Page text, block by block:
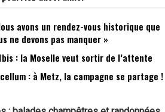
avons un rendez-vous historique que
ne devons pas manquer »
: la Moselle veut sortir de l’attente
: à Metz, la campagne se partage !